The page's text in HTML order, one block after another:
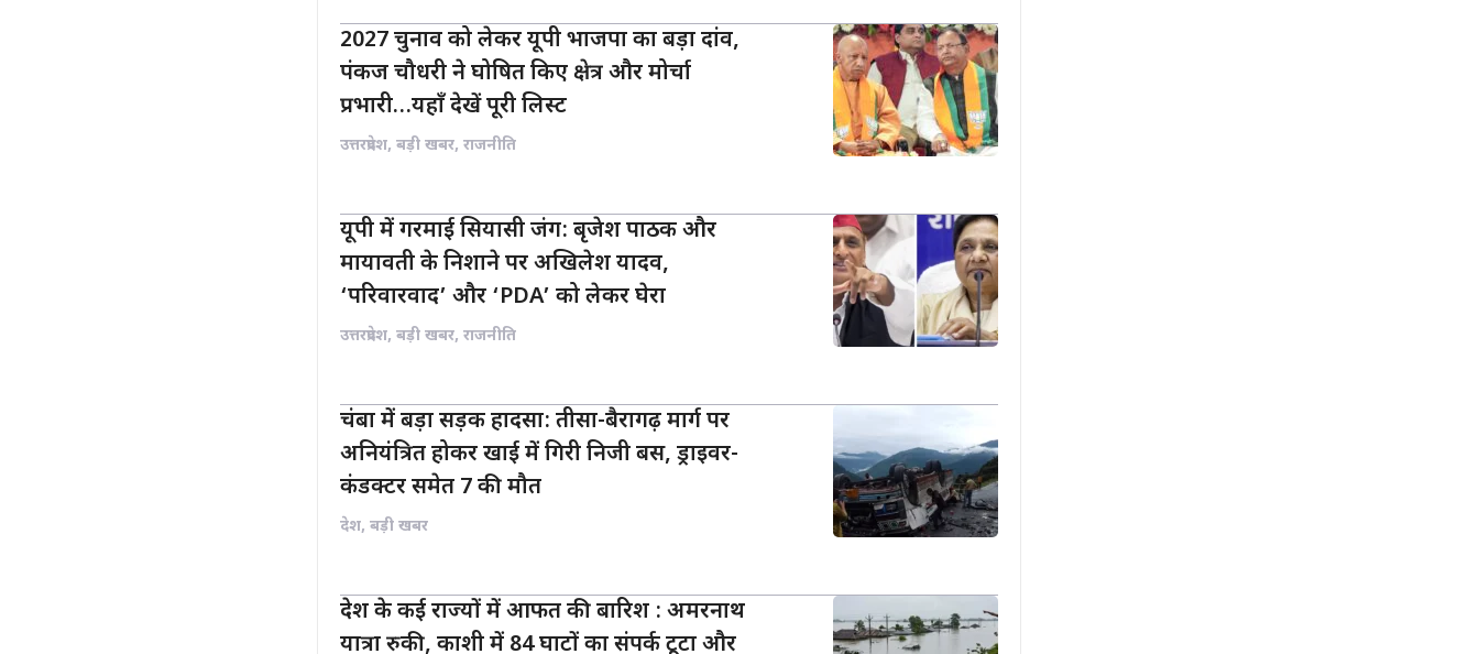
2027 चुनाव को लेकर यूपी भाजपा का बड़ा दांव,
पंकज चौधरी ने घोषित किए क्षेत्र और मोर्चा
प्रभारी…यहाँ देखें पूरी लिस्ट
उत्तरप्रदेश, बड़ी खबर, राजनीति
यूपी में गरमाई सियासी जंग: बृजेश पाठक और
मायावती के निशाने पर अखिलेश यादव,
‘परिवारवाद’ और ‘PDA’ को लेकर घेरा
उत्तरप्रदेश, बड़ी खबर, राजनीति
चंबा में बड़ा सड़क हादसा: तीसा-बैरागढ़ मार्ग पर
अनियंत्रित होकर खाई में गिरी निजी बस, ड्राइवर-
कंडक्टर समेत 7 की मौत
देश, बड़ी खबर
देश के कई राज्यों में आफत की बारिश : अमरनाथ
यात्रा रुकी, काशी में 84 घाटों का संपर्क टूटा और